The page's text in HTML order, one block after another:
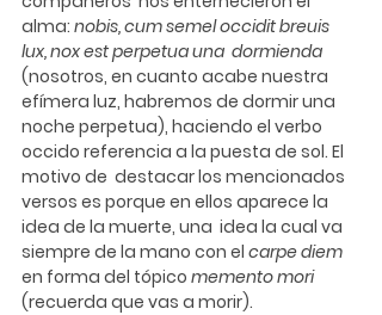
alma: nobis, cum semel occidit breuis
lux, nox est perpetua una  dormienda
(nosotros, en cuanto acabe nuestra
efímera luz, habremos de dormir una
noche perpetua), haciendo el verbo
occido referencia a la puesta de sol. El
motivo de  destacar los mencionados
versos es porque en ellos aparece la
idea de la muerte, una  idea la cual va
siempre de la mano con el carpe diem
en forma del tópico memento mori
(recuerda que vas a morir).